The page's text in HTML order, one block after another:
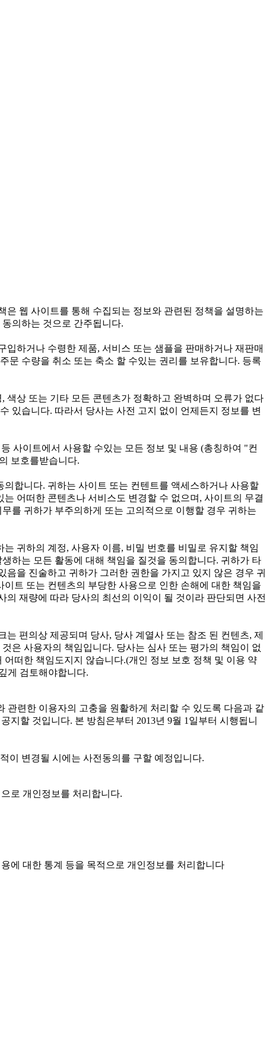
웹 사이트를 통해 수집되는 정보와 관련된 정책을 설명하는
의하는 것으로 간주됩니다.
하거나 수령한 제품, 서비스 또는 샘플을 판매하거나 재판매
문 수량을 취소 또는 축소 할 수있는 권리를 보유합니다. 등록
상 또는 기타 모든 콘텐츠가 정확하고 완벽하며 오류가 없다
있습니다. 따라서 당사는 사전 고지 없이 언제든지 정보를 변
사이트에서 사용할 수있는 모든 정보 및 내용 (총칭하여 "컨
보호를받습니다.
합니다. 귀하는 사이트 또는 컨텐트를 액세스하거나 사용할
어떠한 콘텐츠나 서비스도 변경할 수 없으며, 사이트의 무결
를 귀하가 부주의하게 또는 고의적으로 이행할 경우 귀하는
귀하의 계정, 사용자 이름, 비밀 번호를 비밀로 유지할 책임
하는 모든 활동에 대해 책임을 질것을 동의합니다. 귀하가 타
을 진술하고 귀하가 그러한 권한을 가지고 있지 않은 경우 귀
트 또는 컨텐츠의 부당한 사용으로 인한 손해에 대한 책임을
재량에 따라 당사의 최선의 이익이 될 것이라 판단되면 사전
편의상 제공되며 당사, 당사 계열사 또는 참조 된 컨텐츠, 제
은 사용자의 책임입니다. 당사는 심사 또는 평가의 책임이 없
떠한 책임도지지 않습니다.(개인 정보 보호 정책 및 이용 약
게 검토해야합니다.
관련한 이용자의 고충을 원활하게 처리할 수 있도록 다음과 같
할 것입니다. 본 방침은부터 2013년 9월 1일부터 시행됩니
이 변경될 시에는 사전동의를 구할 예정입니다.
로 개인정보를 처리합니다.
에 대한 통계 등을 목적으로 개인정보를 처리합니다